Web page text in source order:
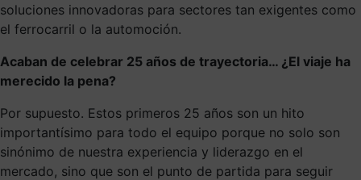
soluciones innovadoras para sectores tan exigentes como
el ferrocarril o la automoción.
Acaban de celebrar 25 años de trayectoria… ¿El viaje ha
merecido la pena?
Por supuesto. Estos primeros 25 años son un hito
importantísimo para todo el equipo porque no solo son
sinónimo de nuestra experiencia y liderazgo en el
mercado, sino que son el punto de partida para seguir